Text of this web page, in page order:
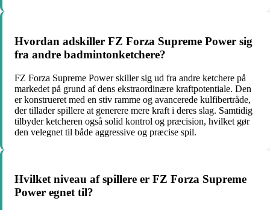
Hvordan adskiller FZ Forza Supreme Power sig
fra andre badmintonketchere?
FZ Forza Supreme Power skiller sig ud fra andre ketchere på
markedet på grund af dens ekstraordinære kraftpotentiale. Den
er konstrueret med en stiv ramme og avancerede kulfibertråde,
der tillader spillere at generere mere kraft i deres slag. Samtidig
tilbyder ketcheren også solid kontrol og præcision, hvilket gør
den velegnet til både aggressive og præcise spil.
Hvilket niveau af spillere er FZ Forza Supreme
Power egnet til?